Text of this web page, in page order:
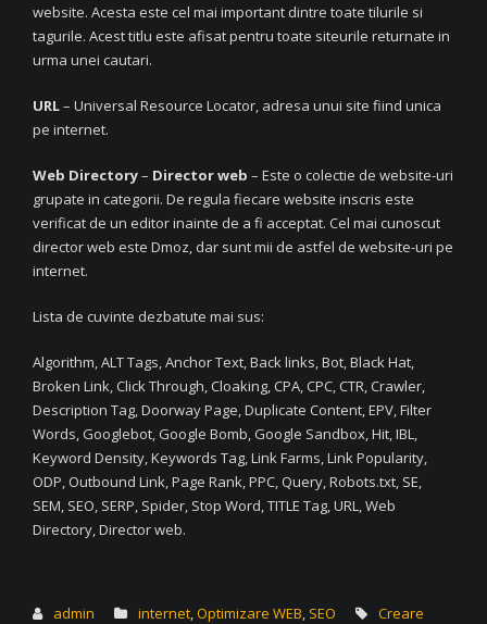
website. Acesta este cel mai important dintre toate tilurile si
tagurile. Acest titlu este afisat pentru toate siteurile returnate in
urma unei cautari.
URL– Universal Resource Locator, adresa unui site fiind unica
pe internet.
Web Directory– Director web – Este o colectie de website-uri
grupate in categorii. De regula fiecare website inscris este
verificat de un editor inainte de a fi acceptat. Cel mai cunoscut
director web este Dmoz, dar sunt mii de astfel de website-uri pe
internet.
Lista de cuvinte dezbatute mai sus:
Algorithm, ALT Tags, Anchor Text, Back links, Bot, Black Hat,
Broken Link, Click Through, Cloaking, CPA, CPC, CTR, Crawler,
Description Tag, Doorway Page, Duplicate Content, EPV, Filter
Words, Googlebot, Google Bomb, Google Sandbox, Hit, IBL,
Keyword Density, Keywords Tag, Link Farms, Link Popularity,
ODP, Outbound Link, Page Rank, PPC, Query, Robots.txt, SE,
SEM, SEO, SERP, Spider, Stop Word, TITLE Tag, URL, Web
Directory, Director web.
admin internet,Optimizare WEB, SEO
Creare